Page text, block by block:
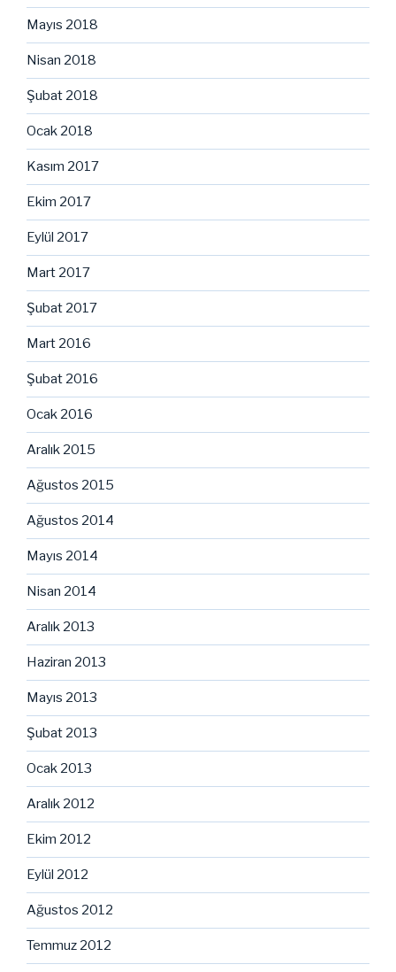
Mayıs 2018
Nisan 2018
Şubat 2018
Ocak 2018
Kasım 2017
Ekim 2017
Eylül 2017
Mart 2017
Şubat 2017
Mart 2016
Şubat 2016
Ocak 2016
Aralık 2015
Ağustos 2015
Ağustos 2014
Mayıs 2014
Nisan 2014
Aralık 2013
Haziran 2013
Mayıs 2013
Şubat 2013
Ocak 2013
Aralık 2012
Ekim 2012
Eylül 2012
Ağustos 2012
Temmuz 2012